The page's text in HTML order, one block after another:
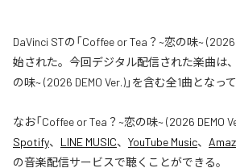
DaVinci STの「Coffee or Tea？~恋の味~ (2026
始された。今回デジタル配信された楽曲は
の味~ (2026 DEMO Ver.)」を含む全1曲となっ
なお「Coffee or Tea？~恋の味~ (2026 DEMO
Spotify、 LINE MUSIC、 YouTube Music、
の音楽配信サービスで聴くことができる。